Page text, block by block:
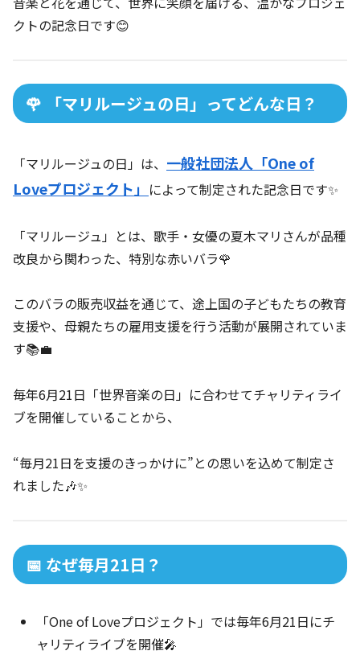
クトの記念日です😊
🌹 「マリルージュの日」ってどんな日？
「マリルージュの日」は、 一般社団法人「One of
Loveプロジェクト」 によって制定された記念日です✨
「マリルージュ」とは、歌手・女優の夏木マリさんが品種
改良から関わった、特別な赤いバラ🌹
このバラの販売収益を通じて、途上国の子どもたちの教育
支援や、母親たちの雇用支援を行う活動が展開されていま
す📚💼
毎年6月21日「世界音楽の日」に合わせてチャリティライ
ブを開催していることから、
“毎月21日を支援のきっかけに”との思いを込めて制定さ
れました🎶✨
📅 なぜ毎月21日？
「One of Loveプロジェクト」では毎年6月21日にチ
ャリティライブを開催🎤